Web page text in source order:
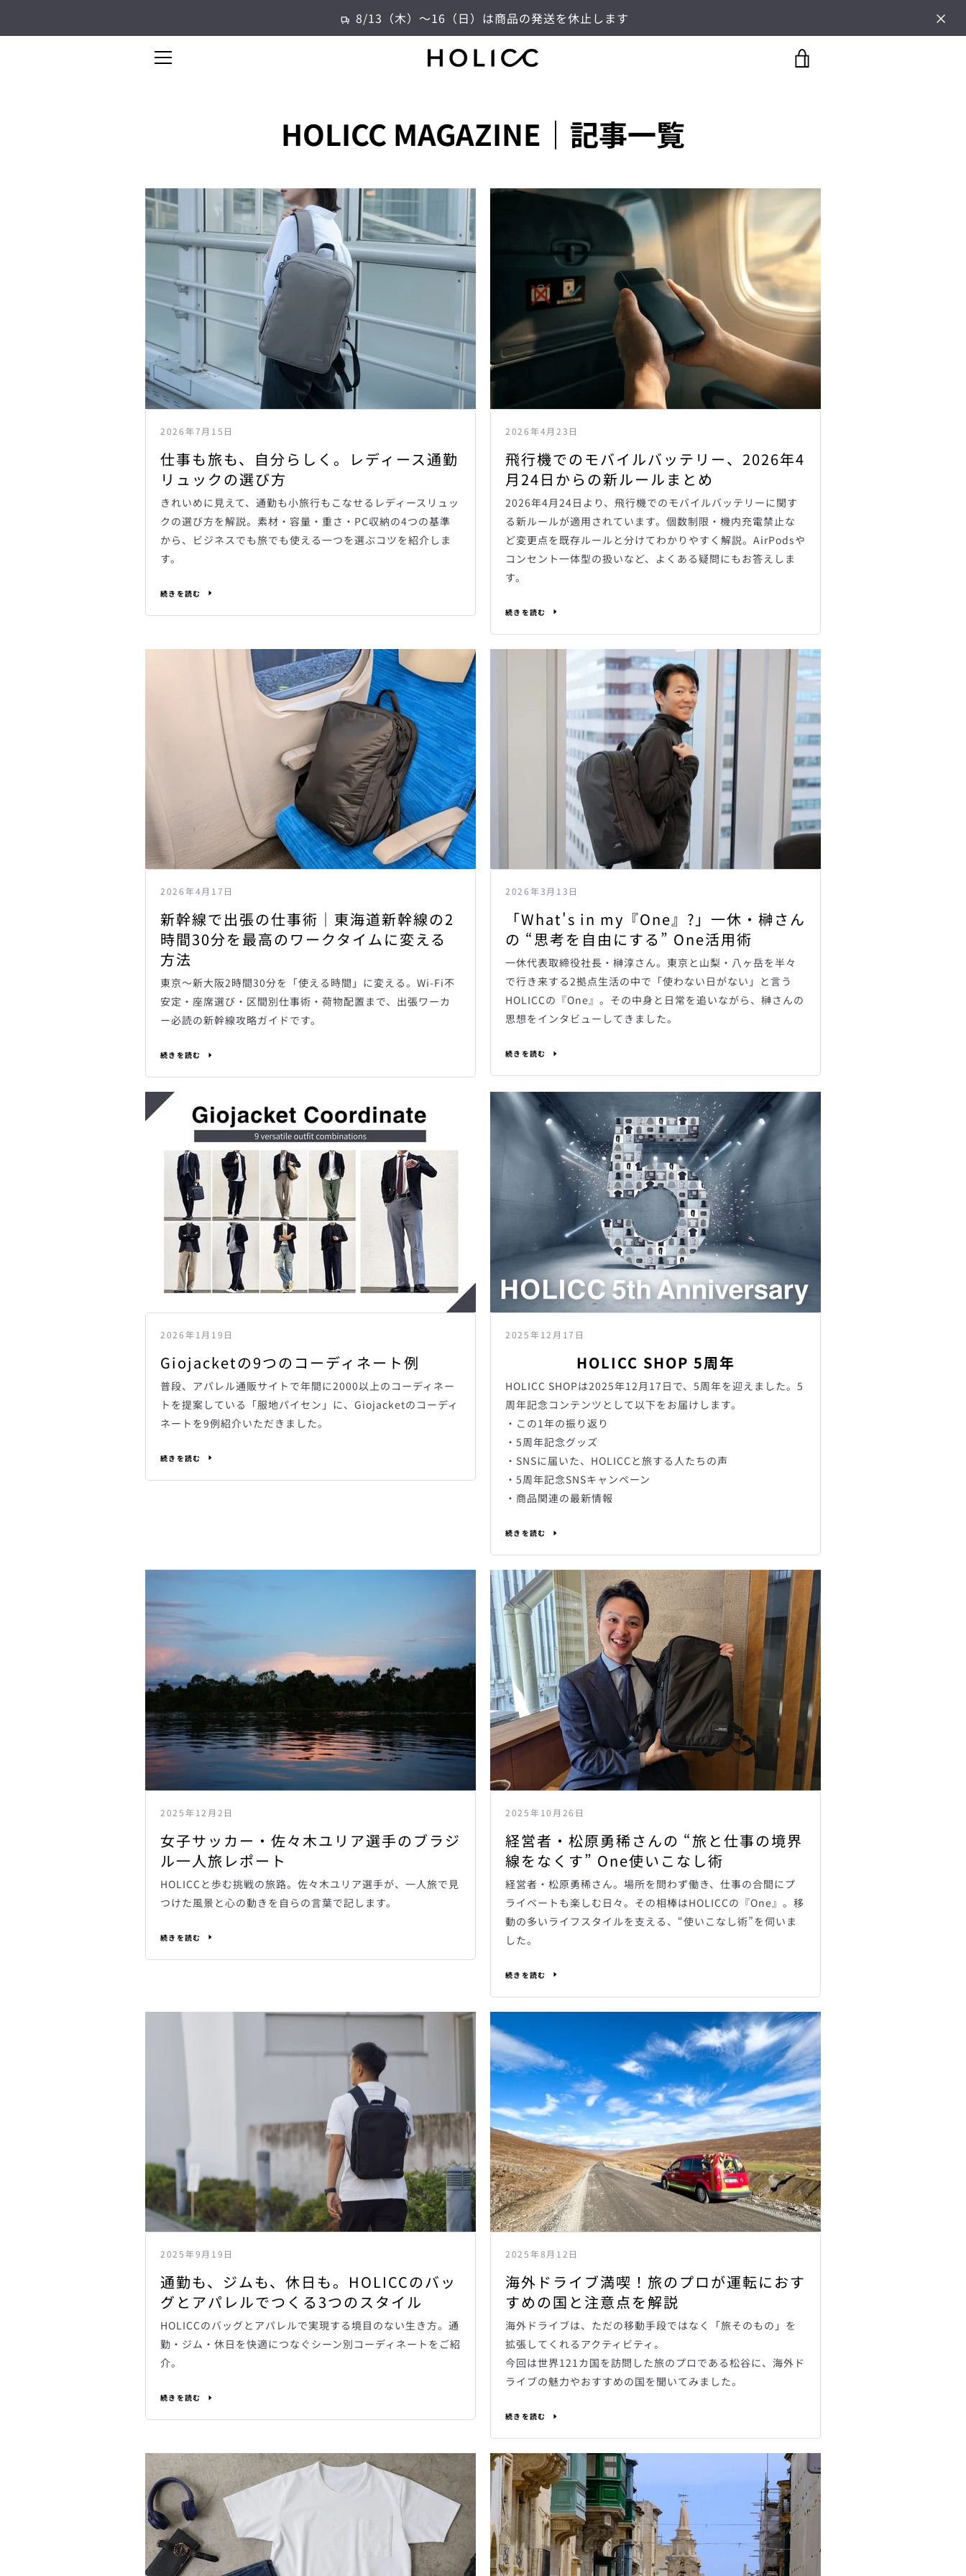
8/13（木）～16（日）は商品の発送を休止します
う
度
検
索
す
る
る
HOLICC MAGAZINE｜記事一覧
2026年7月15日
仕事も旅も、自分らしく。レディース通勤
リュックの選び方
きれいめに見えて、通勤も小旅行もこなせるレディースリュッ
クの選び方を解説。素材・容量・重さ・PC収納の4つの基準
から、ビジネスでも旅でも使える一つを選ぶコツを紹介しま
す。
続きを読む
2026年4月23日
飛行機でのモバイルバッテリー、2026年4
月24日からの新ルールまとめ
2026年4月24日より、飛行機でのモバイルバッテリーに関す
る新ルールが適用されています。個数制限・機内充電禁止な
ど変更点を既存ルールと分けてわかりやすく解説。AirPodsや
コンセント一体型の扱いなど、よくある疑問にもお答えしま
す。
続きを読む
2026年4月17日
新幹線で出張の仕事術｜東海道新幹線の2
時間30分を最高のワークタイムに変える
方法
東京〜新大阪2時間30分を「使える時間」に変える。Wi-Fi不
安定・座席選び・区間別仕事術・荷物配置まで、出張ワーカ
ー必読の新幹線攻略ガイドです。
続きを読む
2026年3月13日
「What's in my『One』?」一休・榊さん
の “思考を自由にする” One活用術
一休代表取締役社長・榊淳さん。東京と山梨・八ヶ岳を半々
で行き来する2拠点生活の中で「使わない日がない」と言う
HOLICCの『One』。その中身と日常を追いながら、榊さんの
思想をインタビューしてきました。
続きを読む
2026年1月19日
Giojacketの9つのコーディネート例
普段、アパレル通販サイトで年間に2000以上のコーディネー
トを提案している「服地パイセン」に、Giojacketのコーディ
ネートを9例紹介いただきました。
続きを読む
2025年12月17日
HOLICC SHOP 5周年
HOLICC SHOPは2025年12月17日で、5周年を迎えました。5
周年記念コンテンツとして以下をお届けします。
・この1年の振り返り
・5周年記念グッズ
・SNSに届いた、HOLICCと旅する人たちの声
・5周年記念SNSキャンペーン
・商品関連の最新情報
続きを読む
2025年12月2日
女子サッカー・佐々木ユリア選手のブラジ
ル一人旅レポート
HOLICCと歩む挑戦の旅路。佐々木ユリア選手が、一人旅で見
つけた風景と心の動きを自らの言葉で記します。
続きを読む
2025年10月26日
経営者・松原勇稀さんの “旅と仕事の境界
線をなくす” One使いこなし術
経営者・松原勇稀さん。場所を問わず働き、仕事の合間にプ
ライベートも楽しむ日々。その相棒はHOLICCの『One』。移
動の多いライフスタイルを支える、“使いこなし術”を伺いま
した。
続きを読む
2025年9月19日
通勤も、ジムも、休日も。HOLICCのバッ
グとアパレルでつくる3つのスタイル
HOLICCのバッグとアパレルで実現する境目のない生き方。通
勤・ジム・休日を快適につなぐシーン別コーディネートをご紹
介。
続きを読む
2025年8月12日
海外ドライブ満喫！旅のプロが運転におす
すめの国と注意点を解説
海外ドライブは、ただの移動手段ではなく「旅そのもの」を
拡張してくれるアクティビティ。
今回は世界121カ国を訪問した旅のプロである松谷に、海外ド
ライブの魅力やおすすめの国を聞いてみました。
続きを読む